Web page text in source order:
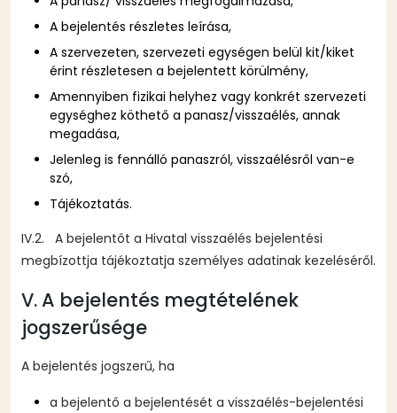
A bejelentés részletes leírása,
A szervezeten, szervezeti egységen belül kit/kiket
érint részletesen a bejelentett körülmény,
Amennyiben fizikai helyhez vagy konkrét szervezeti
egységhez köthető a panasz/visszaélés, annak
megadása,
Jelenleg is fennálló panaszról, visszaélésről van-e
szó,
Tájékoztatás.
IV.2. A bejelentőt a Hivatal visszaélés bejelentési
megbízottja tájékoztatja személyes adatinak kezeléséről.
V. A bejelentés megtételének
jogszerűsége
A bejelentés jogszerű, ha
a bejelentő a bejelentését a visszaélés-bejelentési